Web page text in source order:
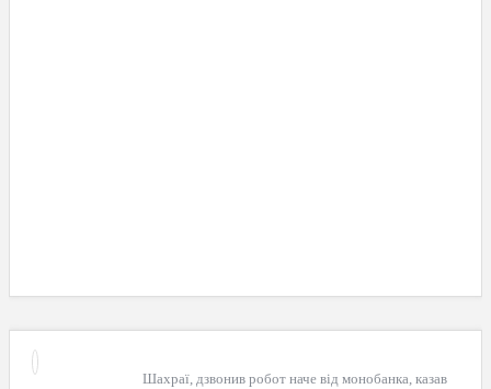
Шахраї, дзвонив робот наче від монобанка, казав